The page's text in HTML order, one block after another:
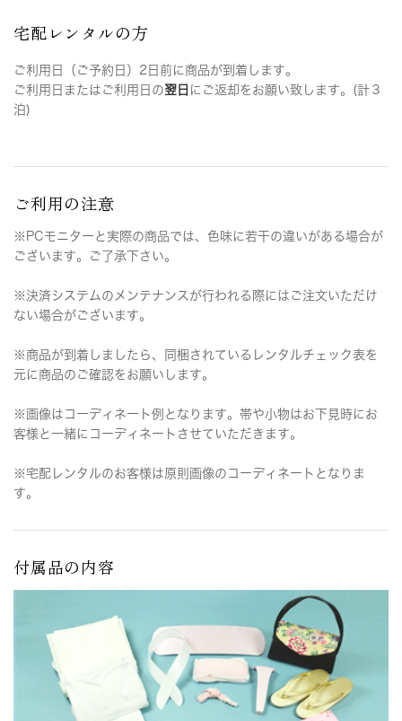
宅配レンタルの方
ご利用日（ご予約日）2日前に商品が到着します。
ご利用日またはご利用日の翌日 にご返却をお願い致します。(計３
泊)
ご利用の注意
※PCモニターと実際の商品では、色味に若干の違いがある場合が
ございます。ご了承下さい。
※決済システムのメンテナンスが行われる際にはご注文いただけ
ない場合がございます。
※商品が到着しましたら、同梱されているレンタルチェック表を
元に商品のご確認をお願いします。
※画像はコーディネート例となります。帯や小物はお下見時にお
客様と一緒にコーディネートさせていただきます。
※宅配レンタルのお客様は原則画像のコーディネートとなりま
す。
付属品の内容